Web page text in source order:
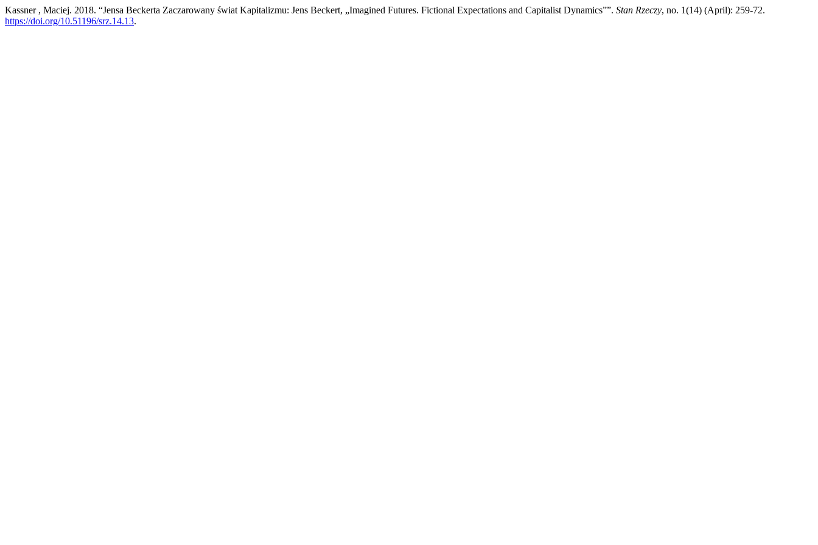
Kassner , Maciej. 2018. “Jensa Beckerta Zaczarowany świat Kapitalizmu: Jens Beckert, „Imagined Futures. Fictional Expectations and Capitalist Dynamics””. Stan Rzeczy, no. 1(14) (April): 259-72.
https://doi.org/10.51196/srz.14.13.